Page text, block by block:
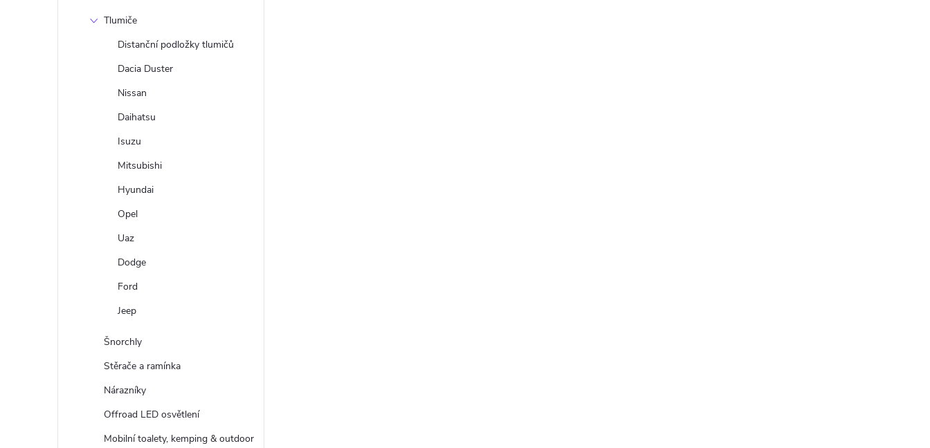
Tlumiče
Distanční podložky tlumičů
Dacia Duster
Nissan
Daihatsu
Isuzu
Mitsubishi
Hyundai
Opel
Uaz
Dodge
Ford
Jeep
Šnorchly
Stěrače a ramínka
Nárazníky
Offroad LED osvětlení
Mobilní toalety, kemping & outdoor